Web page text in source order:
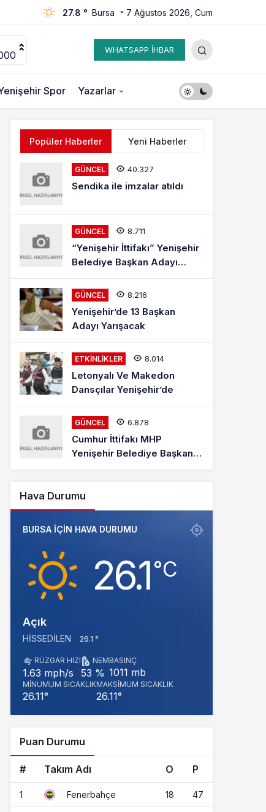
27.8 ° Bursa 7 Ağustos 2026, Cum
WHATSAPP İHBAR
Spor Yazarlar
Popüler Haberler Yeni Haberler
GÜNCEL 40.327
Sendika ile imzalar atıldı
GÜNCEL 8.711
“Yenişehir İttifakı” Yenişehir
Belediye Başkan Adayı
Mehmet Kaya Röportajı
GÜNCEL 8.216
Yenişehir’de 13 Başkan
Adayı Yarışacak
ETKINLIKLER 8.014
Letonyalı Ve Makedon
Dansçılar Yenişehir’de
GÜNCEL 6.878
Cumhur İttifakı MHP
Yenişehir Belediye Başkan
Hava Durumu
BURSA IÇIN HAVA DURUMU
26.1‎°C
Açık
HISSEDILEN 26.1 °
RÜZGAR HIZI
1.63 mph/s
NEM
53 %
BASINÇ
1011 mb
MINUMUM SICAKLIK
26.11°
MAKSIMUM SICAKLIK
26.11°
Puan Durumu
# Takım Adı O P
1 Fenerbahçe 18 47